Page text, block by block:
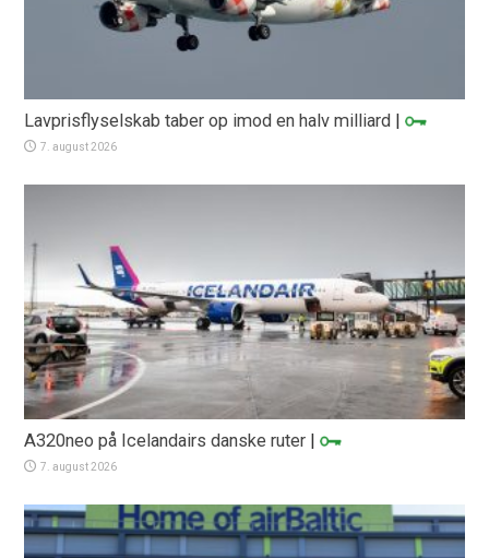
Lavprisflyselskab taber op imod en halv milliard |
7. august 2026
A320neo på Icelandairs danske ruter |
7. august 2026